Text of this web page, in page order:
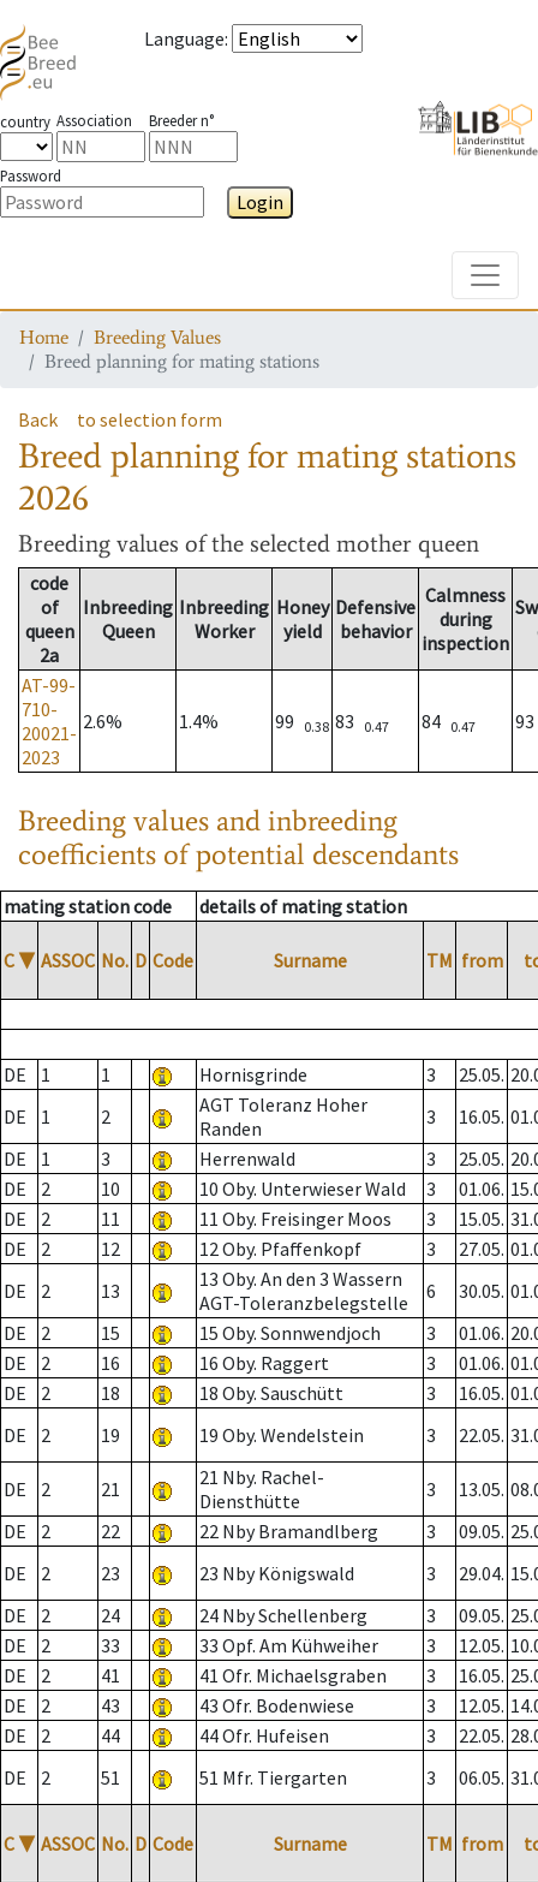
Language:
country Association Breeder n°
Password
Login
Home
Breeding Values
Breed planning for mating stations
Back to selection form
Breed planning for mating stations
2026
Breeding values of the selected mother queen
code
of
queen
2a
Inbreeding
Queen
Inbreeding
Worker
Honey
yield
Defensive
behavior
Calmness
during
inspection
AT-99-
710-
20021-
2023
2.6% 1.4% 99 0.38 83 0.47 84 0.47
Breeding values and inbreeding
coefficients of potential descendants
mating station code details of mating station
C ▼ ASSOC No. D Code Surname TM from
DE 1 1 Hornisgrinde 3 25.05.
DE
1 2
AGT Toleranz Hoher
Randen
3 16.05.
DE
1 3 Herrenwald 3 25.05.
DE
2 10 10 Oby. Unterwieser Wald 3 01.06.
DE
2 11 11 Oby. Freisinger Moos 3 15.05.
DE
2 12 12 Oby. Pfaffenkopf 3 27.05.
DE
2 13
13 Oby. An den 3 Wassern
AGT-Toleranzbelegstelle
6 30.05.
DE
2 15 15 Oby. Sonnwendjoch 3 01.06.
DE
2 16 16 Oby. Raggert 3 01.06.
DE
2 18 18 Oby. Sauschütt 3 16.05.
DE
2 19 19 Oby. Wendelstein 3 22.05.
DE 2 21
21 Nby. Rachel-
Diensthütte
3 13.05.
DE
2 22 22 Nby Bramandlberg 3 09.05.
DE
2 23 23 Nby Königswald 3 29.04.
DE
2 24 24 Nby Schellenberg 3 09.05.
DE
2 33 33 Opf. Am Kühweiher 3 12.05.
DE
2 41 41 Ofr. Michaelsgraben 3 16.05.
DE
2 43 43 Ofr. Bodenwiese 3 12.05.
DE
2 44 44 Ofr. Hufeisen 3 22.05.
DE
2 51 51 Mfr. Tiergarten 3 06.05.
C ▼ ASSOC No. D Code Surname TM from